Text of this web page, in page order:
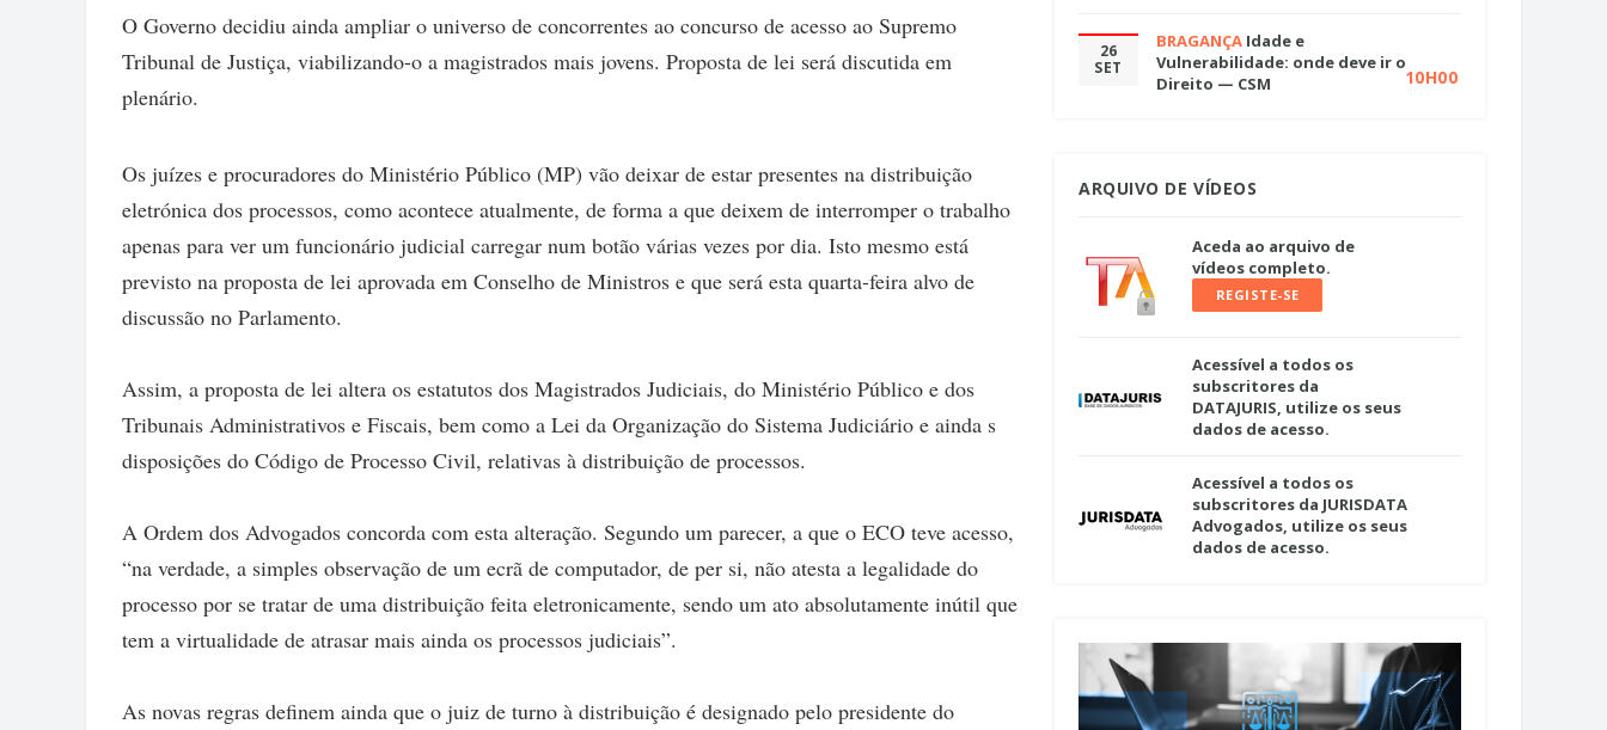
O Governo decidiu ainda ampliar o universo de concorrentes ao concurso de acesso ao Supremo
Tribunal de Justiça, viabilizando-o a magistrados mais jovens. Proposta de lei será discutida em
plenário.
Os juízes e procuradores do Ministério Público (MP) vão deixar de estar presentes na distribuição
eletrónica dos processos, como acontece atualmente, de forma a que deixem de interromper o trabalho
apenas para ver um funcionário judicial carregar num botão várias vezes por dia. Isto mesmo está
previsto na proposta de lei aprovada em Conselho de Ministros e que será esta quarta-feira alvo de
discussão no Parlamento.
Assim, a proposta de lei altera os estatutos dos Magistrados Judiciais, do Ministério Público e dos
Tribunais Administrativos e Fiscais, bem como a Lei da Organização do Sistema Judiciário e ainda s
disposições do Código de Processo Civil, relativas à distribuição de processos.
A Ordem dos Advogados concorda com esta alteração. Segundo um parecer, a que o ECO teve acesso,
“na verdade, a simples observação de um ecrã de computador, de per si, não atesta a legalidade do
processo por se tratar de uma distribuição feita eletronicamente, sendo um ato absolutamente inútil que
tem a virtualidade de atrasar mais ainda os processos judiciais”.
As novas regras definem ainda que o juiz de turno à distribuição é designado pelo presidente do
26
SET
BRAGANÇA Idade e
Vulnerabilidade: onde deve ir o
Direito — CSM
10H00
ARQUIVO DE VÍDEOS
Aceda ao arquivo de
vídeos completo.
REGISTE-SE
Acessível a todos os
subscritores da
DATAJURIS, utilize os seus
dados de acesso.
Acessível a todos os
subscritores da JURISDATA
Advogados, utilize os seus
dados de acesso.